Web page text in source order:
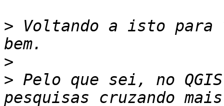
> Voltando a isto para
>
> Pelo que sei, no